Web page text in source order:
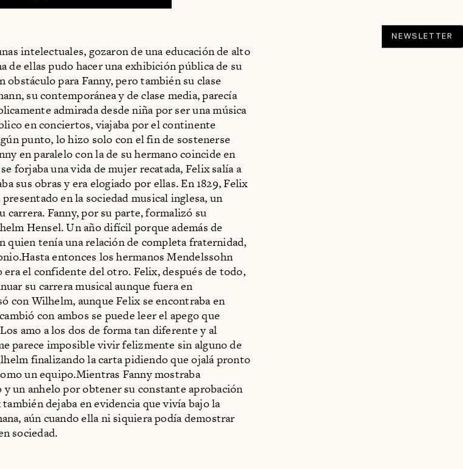
intelectuales, gozaron de una educación de alto
de ellas pudo hacer una exhibición pública de su
para Fanny, pero también su clase
su contemporánea y de clase media, parecía
admirada desde niña por ser una música
en conciertos, viajaba por el continente
punto, lo hizo solo con el fin de sostenerse
en paralelo con la de su hermano coincide en
forjaba una vida de mujer recatada, Felix salía a
sus obras y era elogiado por ellas. En 1829, Felix
en la sociedad musical inglesa, un
carrera. Fanny, por su parte, formalizó su
Hensel. Un año difícil porque además de
quien tenía una relación de completa fraternidad,
entonces los hermanos Mendelssohn
era el confidente del otro. Felix, después de todo,
su carrera musical aunque fuera en
con Wilhelm, aunque Felix se encontraba en
con ambos se puede leer el apego que
amo a los dos de forma tan diferente y al
parece imposible vivir felizmente sin alguno de
finalizando la carta pidiendo que ojalá pronto
un equipo.Mientras Fanny mostraba
y un anhelo por obtener su constante aprobación
dejaba en evidencia que vivía bajo la
aún cuando ella ni siquiera podía demostrar
sociedad.
NEWSLETTER